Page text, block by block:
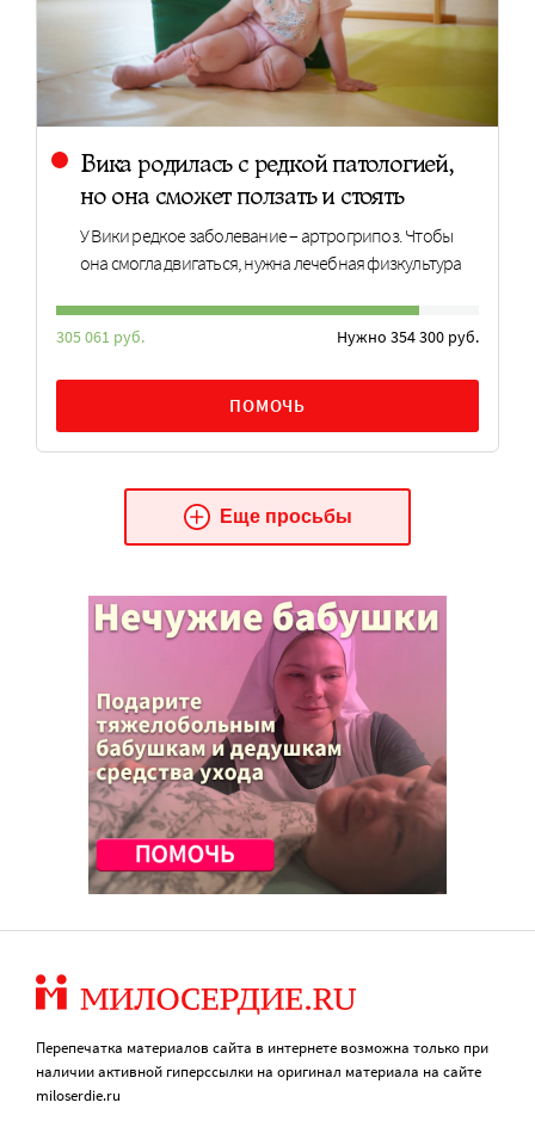
Вика родилась с редкой патологией,
но она сможет ползать и стоять
У Вики редкое заболевание – артрогрипоз. Чтобы
она смогла двигаться, нужна лечебная физкультура
305 061 руб. Нужно 354 300 руб.
ПОМОЧЬ
Еще просьбы
Перепечатка материалов сайта в интернете возможна только при
наличии активной гиперссылки на оригинал материала на сайте
miloserdie.ru